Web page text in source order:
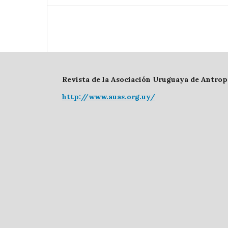
Revista de la Asociación Uruguaya de
http://www.auas.org.uy/